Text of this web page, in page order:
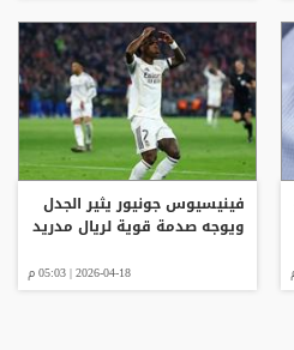
فينيسيوس جونيور يثير الجدل
ويوجه صدمة قوية لريال مدريد
2026-04-18 | 05:03 م